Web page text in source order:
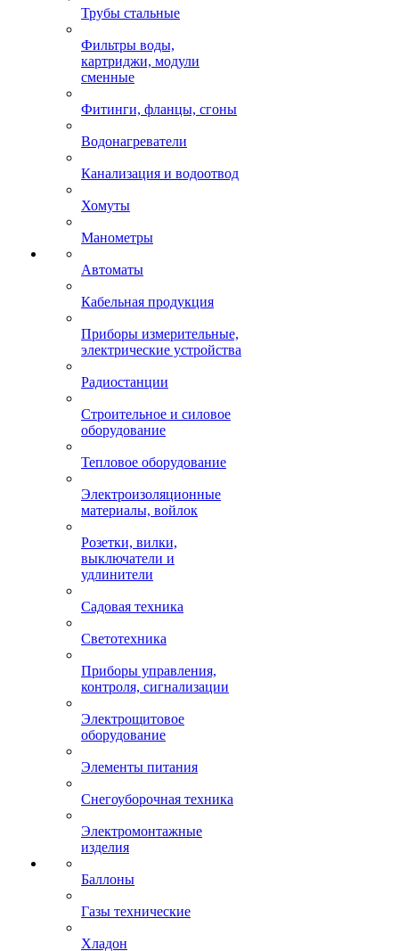
Трубы стальные
Фильтры воды,
картриджи, модули
сменные
Фитинги, фланцы, сгоны
Водонагреватели
Канализация и водоотвод
Хомуты
Манометры
Автоматы
Кабельная продукция
Приборы измерительные,
электрические устройства
Радиостанции
Строительное и силовое
оборудование
Тепловое оборудование
Электроизоляционные
материалы, войлок
Розетки, вилки,
выключатели и
удлинители
Садовая техника
Светотехника
Приборы управления,
контроля, сигнализации
Электрощитовое
оборудование
Элементы питания
Снегоуборочная техника
Электромонтажные
изделия
Баллоны
Газы технические
Хладон